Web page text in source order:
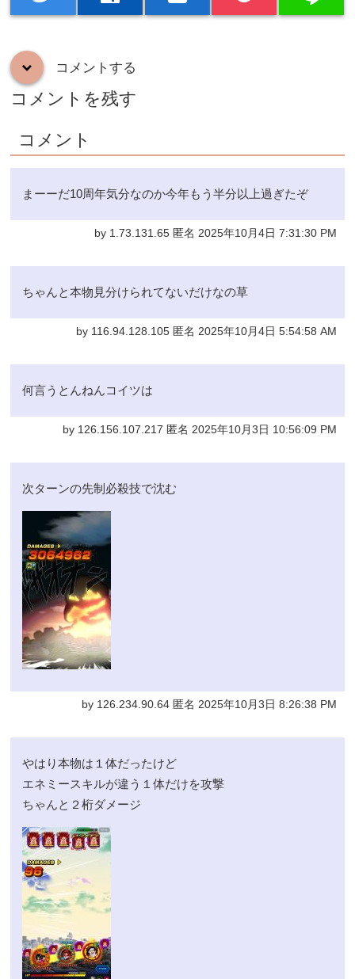
down コメントする
コメントを残す
コメント
まーーだ10周年気分なのか今年もう半分以上過ぎたぞ
by 1.73.131.65 匿名 2025年10月4日 7:31:30 PM
ちゃんと本物見分けられてないだけなの草
by 116.94.128.105 匿名 2025年10月4日 5:54:58 AM
何言うとんねんコイツは
by 126.156.107.217 匿名 2025年10月3日 10:56:09 PM
次ターンの先制必殺技で沈む
by 126.234.90.64 匿名 2025年10月3日 8:26:38 PM
やはり本物は１体だったけど
エネミースキルが違う１体だけを攻撃
ちゃんと２桁ダメージ